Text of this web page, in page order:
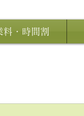
料・時間割